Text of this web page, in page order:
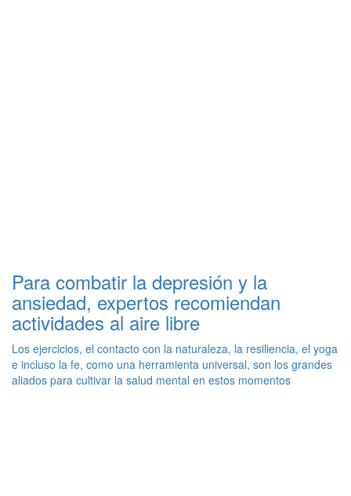
Para combatir la depresión y la
ansiedad, expertos recomiendan
actividades al aire libre
Los ejercicios, el contacto con la naturaleza, la resiliencia, el yoga
e incluso la fe, como una herramienta universal, son los grandes
aliados para cultivar la salud mental en estos momentos